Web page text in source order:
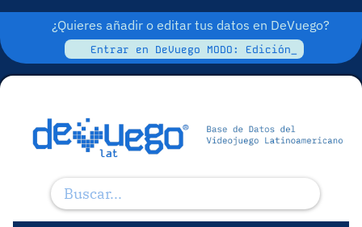
¿Quieres añadir o editar tus datos en DeVuego?
Entrar en DeVuego MODO: Edición_